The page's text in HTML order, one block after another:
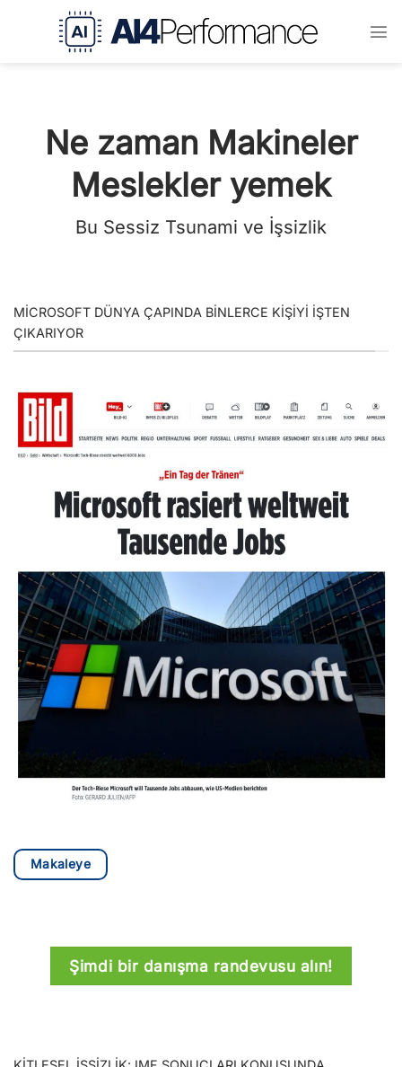
Ne zaman Makineler
Meslekler yemek
Bu Sessiz Tsunami ve İşsizlik
MICROSOFT DÜNYA ÇAPINDA BINLERCE KIŞIYI IŞTEN
ÇIKARIYOR
Makaleye
Şimdi bir danışma randevusu alın!